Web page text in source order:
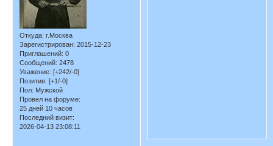
Откуда: г.Москва
Зарегистрирован: 2015-12-23
Приглашений: 0
Сообщений: 2478
Уважение: [+242/-0]
Позитив: [+1/-0]
Пол: Мужской
Провел на форуме:
25 дней 10 часов
Последний визит:
2026-04-13 23:08:11